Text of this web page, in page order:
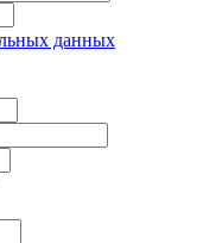
данных